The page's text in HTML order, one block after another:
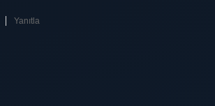
Yanıtla